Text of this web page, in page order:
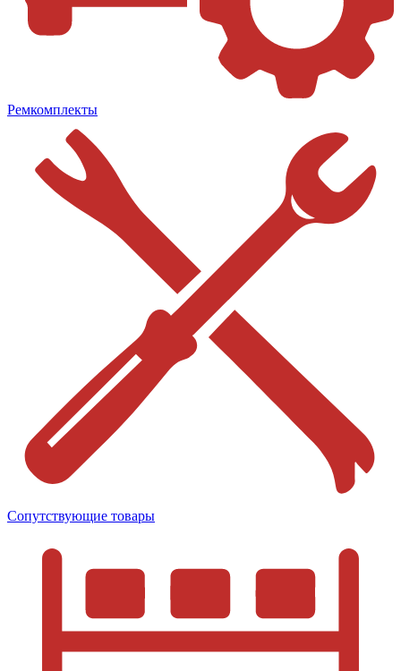
Ремкомплекты
Сопутствующие товары